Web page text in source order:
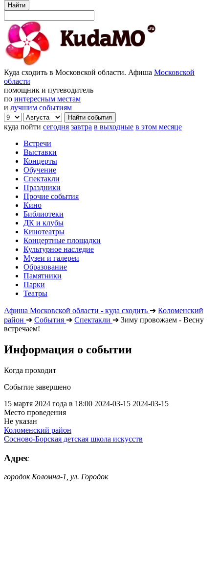
Найти
Куда сходить в Московской области. Афиша Московской
области
помощник и путеводитель
по интересным местам
и лучшим событиям
куда пойти сегодня завтра в выходные в этом месяце
Встречи
Выставки
Концерты
Обучение
Спектакли
Праздники
Прочие события
Кино
Библиотеки
ДК и клубы
Кинотеатры
Концертные площадки
Культурное наследие
Музеи и галереи
Образование
Памятники
Парки
Театры
Афиша Московской области - куда сходить ➔ Коломенский
район ➔ События ➔ Спектакли ➔ Зиму провожаем - Весну
встречаем!
Информация о событии
Когда проходит
Событие завершено
15 мартя 2024 года в 18:00 2024-03-15 2024-03-15
Место проведения
Не указан
Коломенский район
Сосново-Борская детская школа искусств
Адрес
городок Коломна-1, ул. Городок